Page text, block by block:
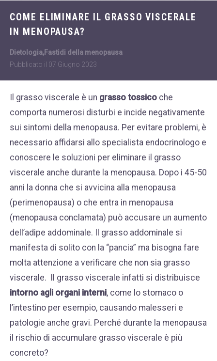
+39 389 2681259
Dietologia
Disturbi dell'età
Fastidi della
News
Problemi sessualità
maschile
Trattamenti estetici
viso e corpo
Trattamenti per il
corpo
Trattamenti per mani,
viso, décolleté
COME ELIMINARE IL GRASSO VISCERALE
IN MENOPAUSA?
Dietologia,Fastidi della menopausa
Pubblicato il 07 Giugno 2023
Il grasso viscerale è un grasso tossico che
comporta numerosi disturbi e incide negativamente
sui sintomi della menopausa. Per evitare problemi, è
necessario affidarsi allo specialista endocrinologo e
conoscere le soluzioni per eliminare il grasso
viscerale anche durante la menopausa. Dopo i 45-50
anni la donna che si avvicina alla menopausa
(perimenopausa) o che entra in menopausa
(menopausa conclamata) può accusare un aumento
dell’adipe addominale. Il grasso addominale si
manifesta di solito con la “pancia” ma bisogna fare
molta attenzione a verificare che non sia grasso
viscerale. Il grasso viscerale infatti si distribuisce
intorno agli organi interni, come lo stomaco o
l’intestino per esempio, causando malesseri e
patologie anche gravi. Perché durante la menopausa
il rischio di accumulare grasso viscerale è più
concreto?